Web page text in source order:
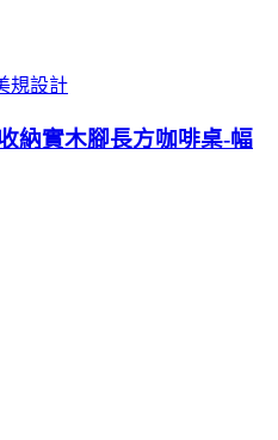
規設計
納實木腳長方咖啡桌-幅